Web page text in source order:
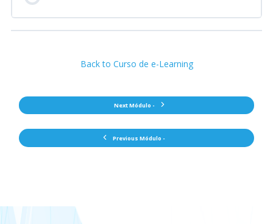
Previous Módulo -
Back to Curso de e-Learning
Next Módulo -